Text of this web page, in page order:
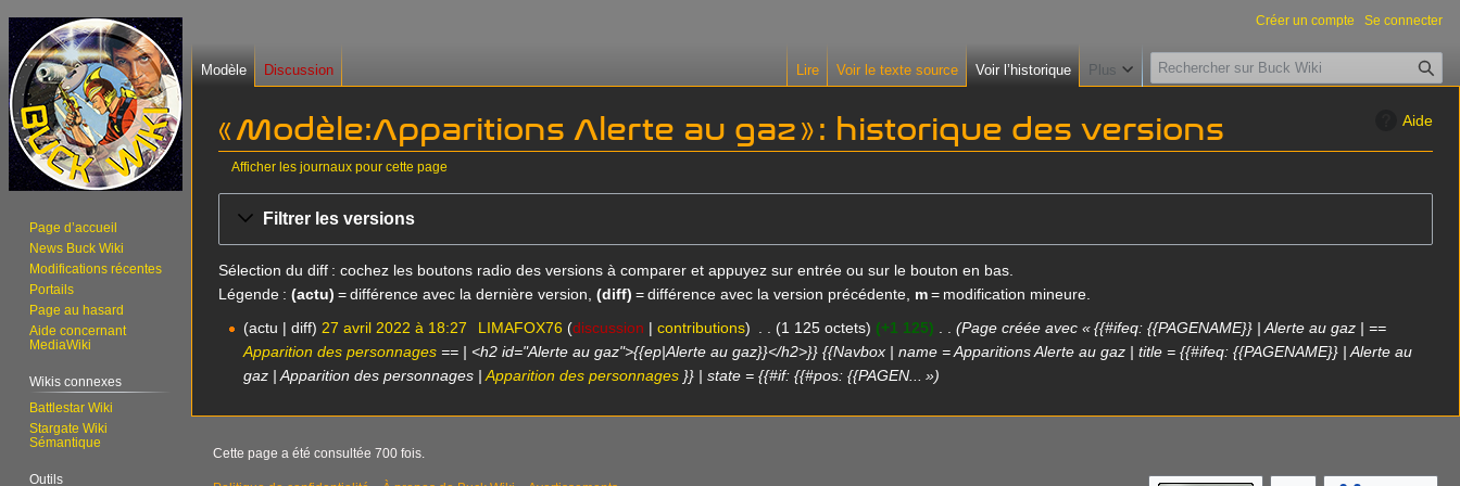
Aide
« Modèle:Apparitions Alerte au gaz » : historique des versions
Afficher les journaux pour cette page
navigation
recherche
Filtrer les versions
Sélection du diff : cochez les boutons radio des versions à comparer et appuyez sur entrée ou sur le bouton en bas.
Légende : (actu) = différence avec la dernière version, (diff) = différence avec la version précédente, m= modification mineure.
i
actu diff 27 avril 2022 à 18:27 LIMAFOX76 discussion contributions 1 125 octets +1 125
Page créée avec « {{#ifeq: {{PAGENAME}} | Alerte au gaz | ==
Apparition des personnages == | <h2 id="Alerte au gaz">{{ep|Alerte au gaz}}</h2>}} {{Navbox | name = Apparitions Alerte au gaz | title = {{#ifeq: {{PAGENAME}} | Alerte au
gaz | Apparition des personnages |Apparition des personnages }} | state = {{#if: {{#pos: {{PAGEN... »
Créer un compte Se connecter
Modèle Discussion Lire Voir le texte source Voir l’historique Plus
R
e
h
e
Page d’accueil
News Buck Wiki
Modifications récentes
Portails
Page au hasard
Aide concernant
MediaWiki
Wikis connexes
Battlestar Wiki
Stargate Wiki
Sémantique
Outils
Cette page a été consultée 700 fois.